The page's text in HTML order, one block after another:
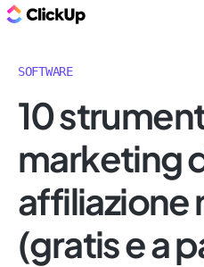
SOFTWARE
10
marketing
affiliazione
(gratis e a